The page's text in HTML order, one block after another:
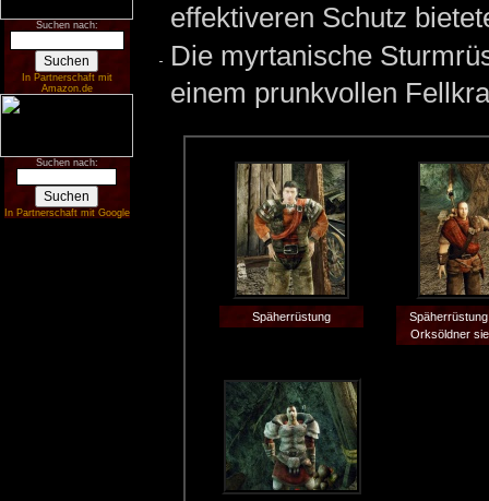
Suchen nach:
In Partnerschaft mit
Amazon.de
Suchen nach:
In Partnerschaft mit Google
effektiveren Schutz
Die myrtanische
einem prunkvollen
Späherrüstung
Orksöldner